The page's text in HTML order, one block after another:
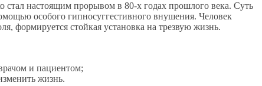
стал настоящим прорывом в 80-х годах прошлого века. Суть
особого гипносуггестивного внушения. Человек
формируется стойкая установка на трезвую жизнь.
и пациентом;
жизнь.